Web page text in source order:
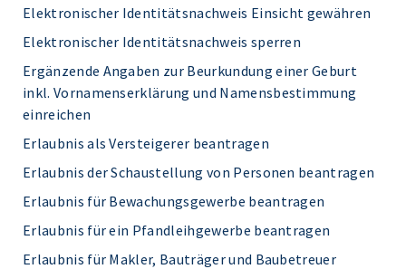
Elektronischer Identitätsnachweis Einsicht gewähren
Elektronischer Identitätsnachweis sperren
Ergänzende Angaben zur Beurkundung einer Geburt
inkl. Vornamenserklärung und Namensbestimmung
einreichen
Erlaubnis als Versteigerer beantragen
Erlaubnis der Schaustellung von Personen beantragen
Erlaubnis für Bewachungsgewerbe beantragen
Erlaubnis für ein Pfandleihgewerbe beantragen
Erlaubnis für Makler, Bauträger und Baubetreuer